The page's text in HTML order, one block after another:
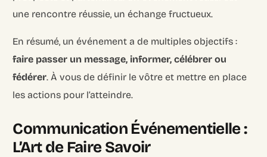
une rencontre réussie, un échange fructueux.
En résumé, un événement a de multiples objectifs :
faire passer un message, informer, célébrer ou
fédérer. À vous de définir le vôtre et mettre en place
les actions pour l’atteindre.
Communication Événementielle :
L’Art de Faire Savoir